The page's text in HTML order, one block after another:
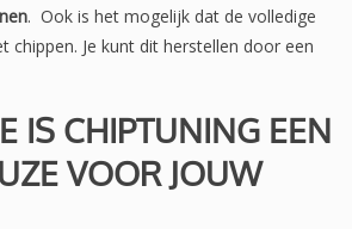
. Ook is het mogelijk dat de volledige
chippen. Je kunt dit herstellen door een
IS CHIPTUNING EEN
VOOR JOUW